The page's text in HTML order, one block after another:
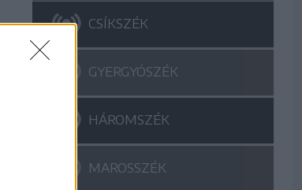
CSÍKSZÉK
GYERGYÓSZÉK
HÁROMSZÉK
MAROSSZÉK